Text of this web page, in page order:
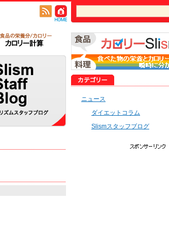
ニュース
ダイエットコラム
Slismスタッフブログ